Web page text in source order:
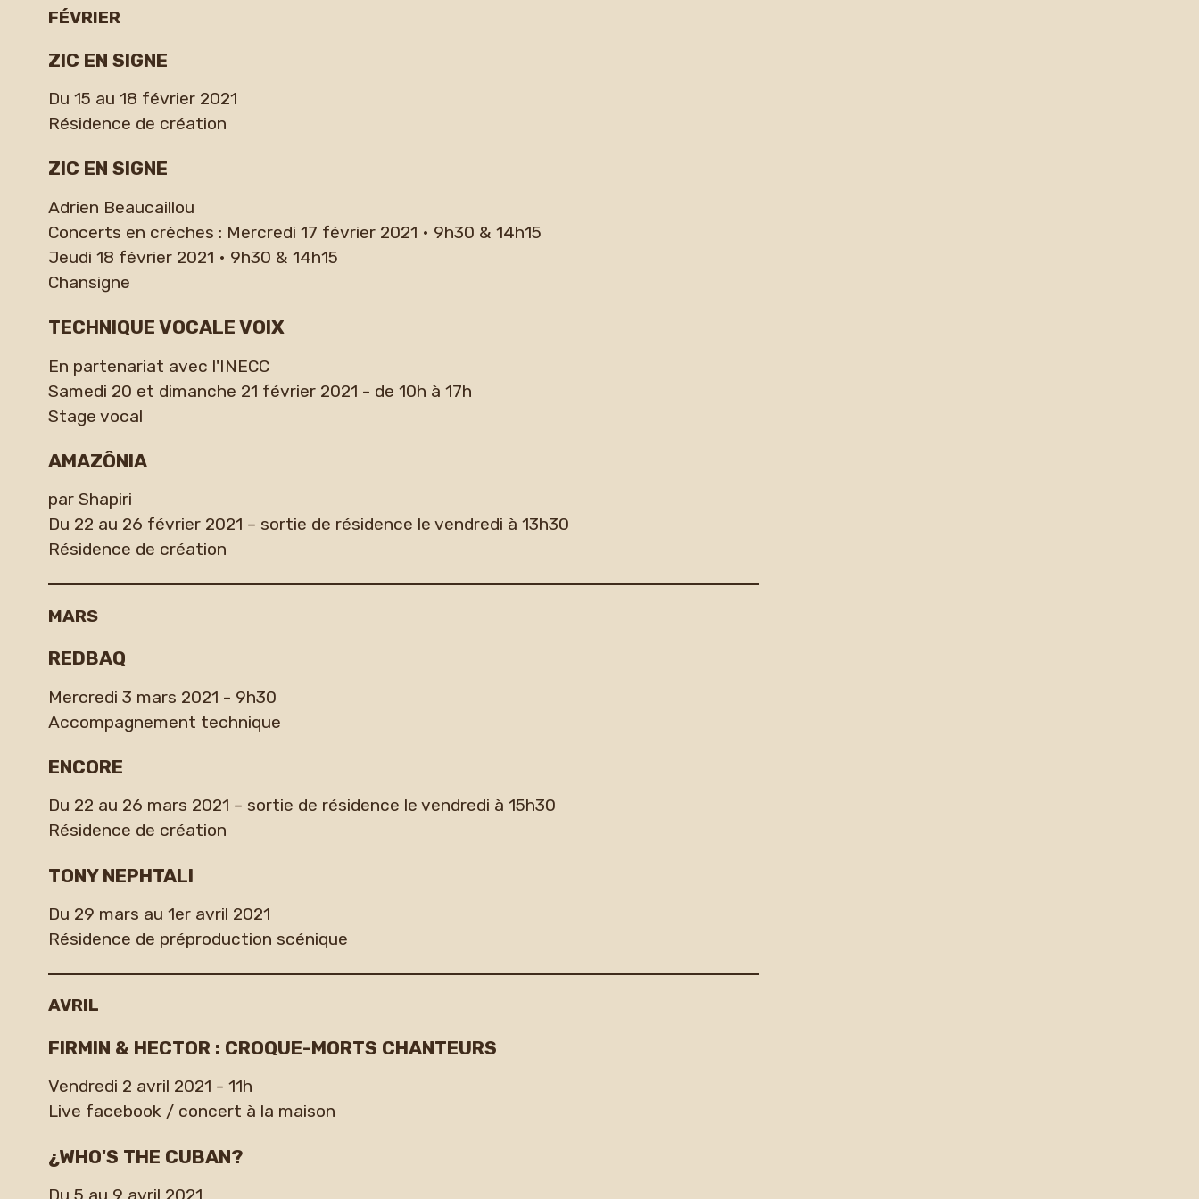
FÉVRIER
ZIC EN SIGNE
Du 15 au 18 février 2021
Résidence de création
ZIC EN SIGNE
Adrien Beaucaillou
Concerts en crèches : Mercredi 17 février 2021 • 9h30 & 14h15
Jeudi 18 février 2021 • 9h30 & 14h15
Chansigne
TECHNIQUE VOCALE VOIX
En partenariat avec l'INECC
Samedi 20 et dimanche 21 février 2021 - de 10h à 17h
Stage vocal
AMAZÔNIA
par Shapiri
Du 22 au 26 février 2021 – sortie de résidence le vendredi à 13h30
Résidence de création
MARS
REDBAQ
Mercredi 3 mars 2021 - 9h30
Accompagnement technique
ENCORE
Du 22 au 26 mars 2021 – sortie de résidence le vendredi à 15h30
Résidence de création
TONY NEPHTALI
Du 29 mars au 1er avril 2021
Résidence de préproduction scénique
AVRIL
FIRMIN & HECTOR : CROQUE-MORTS CHANTEURS
Vendredi 2 avril 2021 - 11h
Live facebook / concert à la maison
¿WHO'S THE CUBAN?